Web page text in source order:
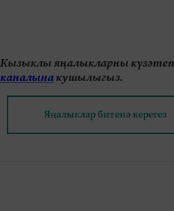
Кызыклы яңалыкларны күзәтеп
каналынакушылыгыз.
Яңалыклар битенә керегез